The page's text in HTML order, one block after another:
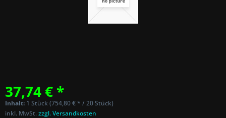
37,74 € *
Inhalt: 1 Stück (754,80 € * / 20 Stück)
inkl. MwSt.zzgl. Versandkosten